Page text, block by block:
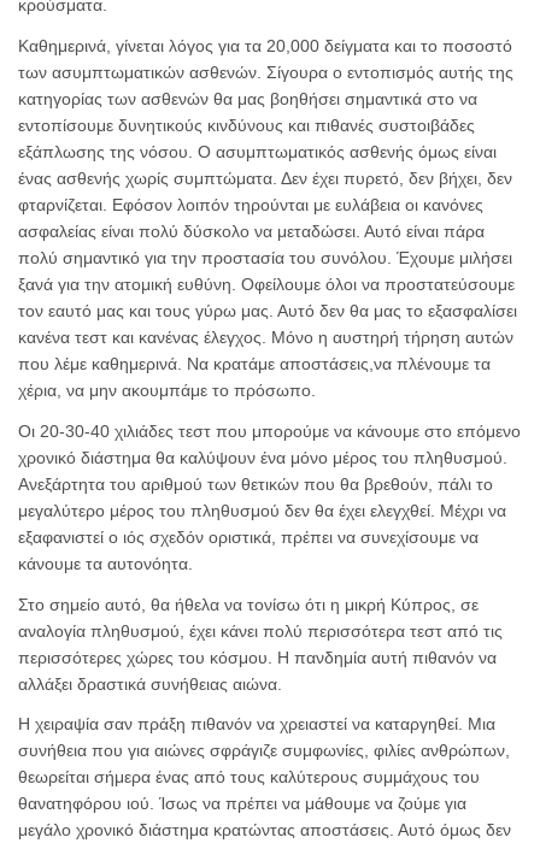
κρούσματα.
Καθημερινά, γίνεται λόγος για τα 20,000 δείγματα και το ποσοστό
των ασυμπτωματικών ασθενών. Σίγουρα ο εντοπισμός αυτής της
κατηγορίας των ασθενών θα μας βοηθήσει σημαντικά στο να
εντοπίσουμε δυνητικούς κινδύνους και πιθανές συστοιβάδες
εξάπλωσης της νόσου. Ο ασυμπτωματικός ασθενής όμως είναι
ένας ασθενής χωρίς συμπτώματα. Δεν έχει πυρετό, δεν βήχει, δεν
φταρνίζεται. Εφόσον λοιπόν τηρούνται με ευλάβεια οι κανόνες
ασφαλείας είναι πολύ δύσκολο να μεταδώσει. Αυτό είναι πάρα
πολύ σημαντικό για την προστασία του συνόλου. Έχουμε μιλήσει
ξανά για την ατομική ευθύνη. Οφείλουμε όλοι να προστατεύσουμε
τον εαυτό μας και τους γύρω μας. Αυτό δεν θα μας το εξασφαλίσει
κανένα τεστ και κανένας έλεγχος. Μόνο η αυστηρή τήρηση αυτών
που λέμε καθημερινά. Να κρατάμε αποστάσεις,να πλένουμε τα
χέρια, να μην ακουμπάμε το πρόσωπο.
Οι 20-30-40 χιλιάδες τεστ που μπορούμε να κάνουμε στο επόμενο
χρονικό διάστημα θα καλύψουν ένα μόνο μέρος του πληθυσμού.
Ανεξάρτητα του αριθμού των θετικών που θα βρεθούν, πάλι το
μεγαλύτερο μέρος του πληθυσμού δεν θα έχει ελεγχθεί. Μέχρι να
εξαφανιστεί ο ιός σχεδόν οριστικά, πρέπει να συνεχίσουμε να
κάνουμε τα αυτονόητα.
Στο σημείο αυτό, θα ήθελα να τονίσω ότι η μικρή Κύπρος, σε
αναλογία πληθυσμού, έχει κάνει πολύ περισσότερα τεστ από τις
περισσότερες χώρες του κόσμου. Η πανδημία αυτή πιθανόν να
αλλάξει δραστικά συνήθειας αιώνα.
Η χειραψία σαν πράξη πιθανόν να χρειαστεί να καταργηθεί. Μια
συνήθεια που για αιώνες σφράγιζε συμφωνίες, φιλίες ανθρώπων,
θεωρείται σήμερα ένας από τους καλύτερους συμμάχους του
θανατηφόρου ιού. Ίσως να πρέπει να μάθουμε να ζούμε για
μεγάλο χρονικό διάστημα κρατώντας αποστάσεις. Αυτό όμως δεν